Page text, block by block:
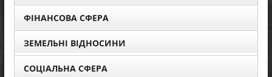
ФІНАНСОВА СФЕРА
ЗЕМЕЛЬНІ ВІДНОСИНИ
СОЦІАЛЬНА СФЕРА